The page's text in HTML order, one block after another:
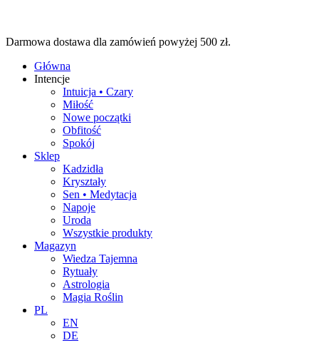
treści
Darmowa dostawa dla zamówień powyżej 500 zł.
Główna
Intencje
Intuicja • Czary
Miłość
Nowe początki
Obfitość
Spokój
Sklep
Kadzidła
Kryształy
Sen • Medytacja
Napoje
Uroda
Wszystkie produkty
Magazyn
Wiedza Tajemna
Rytuały
Astrologia
Magia Roślin
PL
EN
DE